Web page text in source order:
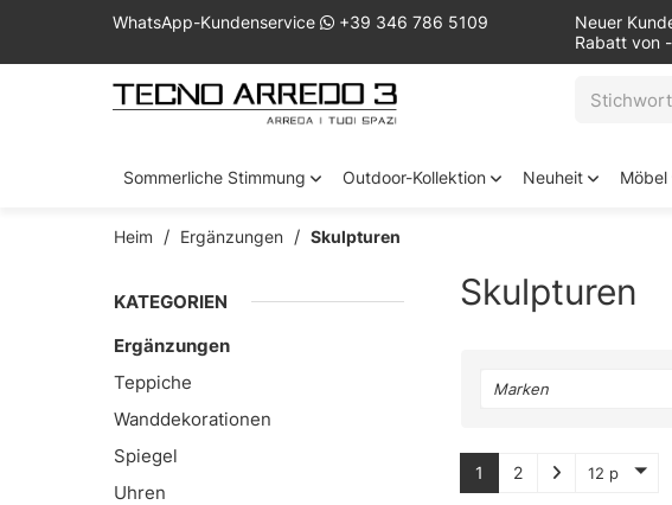
WhatsApp-Kundenservice +39 346 786 5109
Neuer
Rabatt von
Sommerliche Stimmung Outdoor-Kollektion Neuheit Möbel
Heim Ergänzungen Skulpturen
KATEGORIEN
Ergänzungen
Teppiche
Wanddekorationen
Spiegel
Uhren
Skulpturen
Marken
1 2 12 p